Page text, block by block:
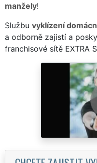
manžely!
Službu vyklízení
a odborně zajistí a
franchisové sítě EXTRA